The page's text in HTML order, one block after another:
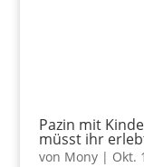
Pazin mit
müsst ihr
von Mony| Okt.